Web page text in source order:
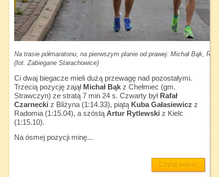
Na trasie półmaratonu, na pierwszym planie od prawej: Michał Bąk,
(fot. Zabiegane Starachowice)
Ci dwaj biegacze mieli dużą przewagę nad pozostałymi.
Trzecią pozycję zajął Michał Bąkz Chełmiec (gm.
Strawczyn) ze stratą 7 min 24 s. Czwarty był Rafał
Czarnecki z Bliżyna (1:14.33), piątą Kuba Gałasiewicz z
Radomia (1:15.04), a szóstąArtur Rytlewski z Kielc
(1:15.10).
Na ósmej pozycji minę...
Czytaj więcej